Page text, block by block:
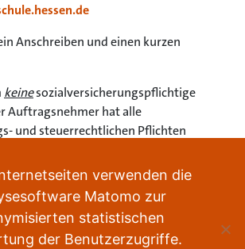
Anschreiben und einen kurzen
keinesozialversicherungspflichtige
Auftragsnehmer hat alle
und steuerrechtlichen Pflichten
verwenden die
Matomo zur
statistischen
der Benutzerzugriffe.